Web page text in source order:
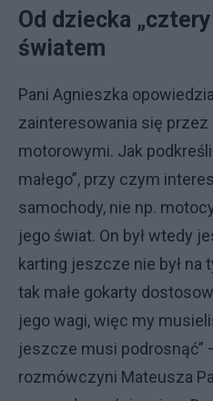
Od dziecka „cztery
światem
Pani Agnieszka
zainteresowania się
motorowymi. Jak
małego”, przy czym
samochody, nie np.
jego świat. On był wtedy
karting jeszcze nie był na
tak małe gokarty
jego wagi, więc my
jeszcze musi podrosnąć”
rozmówczyni Mateusza